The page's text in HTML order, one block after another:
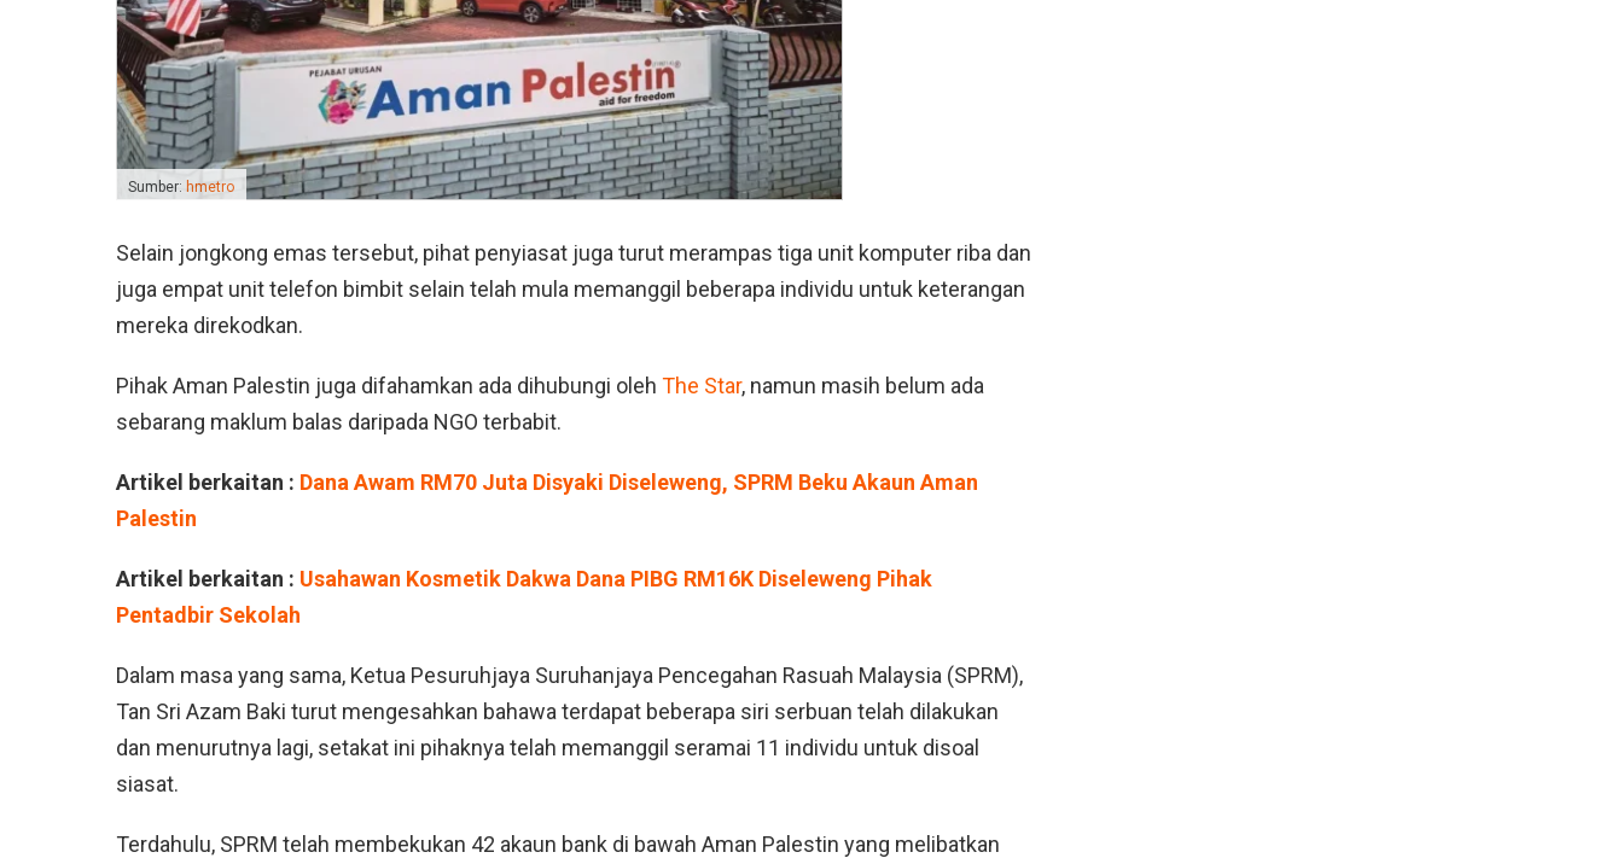
Sumber: hmetro
Selain jongkong emas tersebut, pihat penyiasat juga turut merampas tiga unit komputer riba dan
juga empat unit telefon bimbit selain telah mula memanggil beberapa individu untuk keterangan
mereka direkodkan.
Pihak Aman Palestin juga difahamkan ada dihubungi oleh The Star, namun masih belum ada
sebarang maklum balas daripada NGO terbabit.
Artikel berkaitan : Dana Awam RM70 Juta Disyaki Diseleweng, SPRM Beku Akaun Aman
Palestin
Artikel berkaitan : Usahawan Kosmetik Dakwa Dana PIBG RM16K Diseleweng Pihak
Pentadbir Sekolah
Dalam masa yang sama, Ketua Pesuruhjaya Suruhanjaya Pencegahan Rasuah Malaysia (SPRM),
Tan Sri Azam Baki turut mengesahkan bahawa terdapat beberapa siri serbuan telah dilakukan
dan menurutnya lagi, setakat ini pihaknya telah memanggil seramai 11 individu untuk disoal
siasat.
Terdahulu, SPRM telah membekukan 42 akaun bank di bawah Aman Palestin yang melibatkan